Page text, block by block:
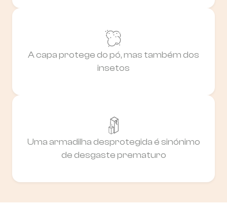
A capa protege do pó, mas também dos
insetos
Uma armadilha desprotegida é sinónimo
de desgaste prematuro